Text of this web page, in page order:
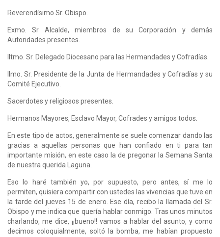
Reverendísimo Sr. Obispo.
Exmo. Sr Alcalde, miembros de su Corporación y demás
Autoridades presentes.
Iltmo. Sr. Delegado Diocesano para las Hermandades y Cofradías.
Ilmo. Sr. Presidente de la Junta de Hermandades y Cofradías y su
Comité Ejecutivo.
Sacerdotes y religiosos presentes.
Hermanos Mayores, Esclavo Mayor, Cofrades y amigos todos.
En este tipo de actos, generalmente se suele comenzar dando las
gracias a aquellas personas que han confiado en ti para tan
importante misión, en este caso la de pregonar la Semana Santa
de nuestra querida Laguna.
Eso lo haré también yo, por supuesto, pero antes, sí me lo
permiten, quisiera compartir con ustedes las vivencias que tuve en
la tarde del jueves 15 de enero. Ese día, recibo la llamada del Sr.
Obispo y me indica que quería hablar conmigo. Tras unos minutos
charlando, me dice, ¡¡bueno!! vamos a hablar del asunto, y como
decimos coloquialmente, soltó la bomba, me habían propuesto